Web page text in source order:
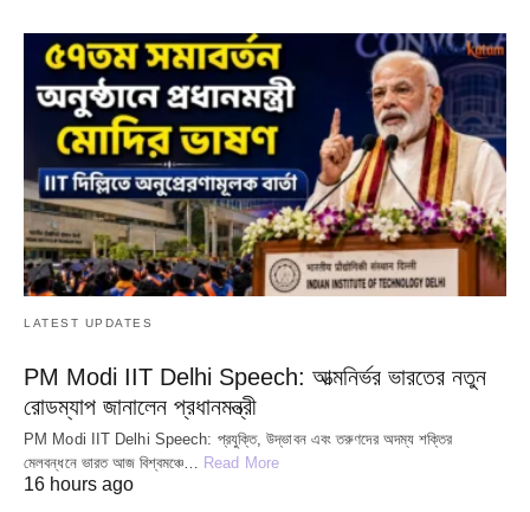
LATEST UPDATES
PM Modi IIT Delhi Speech: আত্মনির্ভর ভারতের নতুন
রোডম্যাপ জানালেন প্রধানমন্ত্রী
PM Modi IIT Delhi Speech: প্রযুক্তি, উদ্ভাবন এবং তরুণদের অদম্য শক্তির
মেলবন্ধনে ভারত আজ বিশ্বমঞ্চে…
Read More
16 hours ago